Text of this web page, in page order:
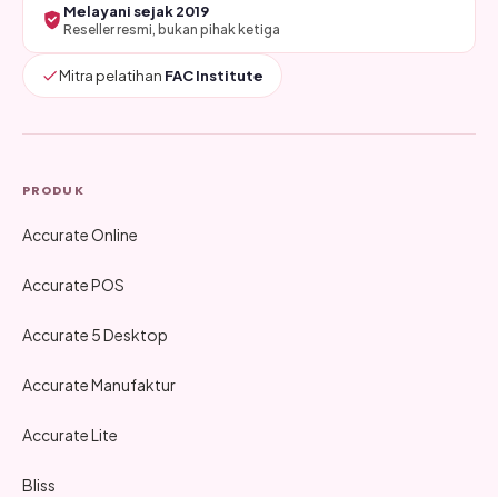
Melayani sejak 2019
Reseller resmi, bukan pihak ketiga
Mitra pelatihan FAC Institute
PRODUK
Accurate Online
Accurate POS
Accurate 5 Desktop
Accurate Manufaktur
Accurate Lite
Bliss